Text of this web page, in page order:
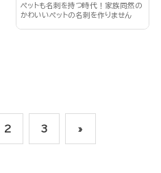
ペットも名刺を持つ時代！家族同然の
かわいいペットの名刺を作りません
2 3 »